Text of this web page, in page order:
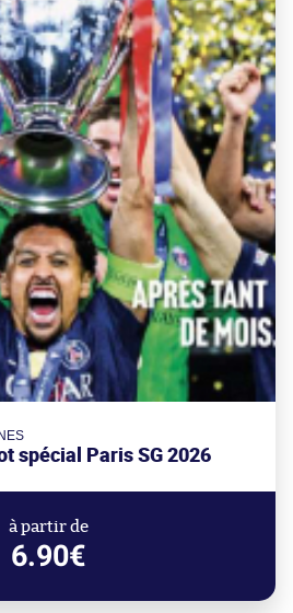
spécial Paris SG 2026
à partir de
6.90€